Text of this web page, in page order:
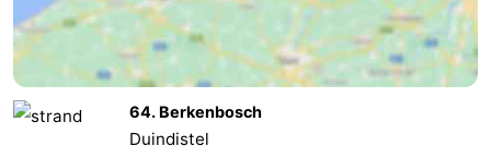
Het
Zwin
Contact
64. Berkenbosch
Duindistel